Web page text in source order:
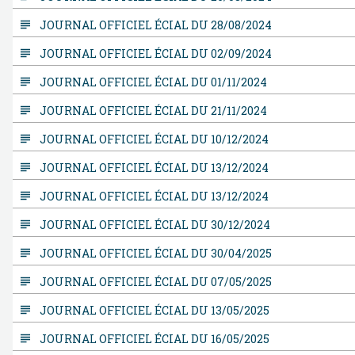
subject JOURNAL OFFICIEL ÉCIAL DU 28/08/2024
subject JOURNAL OFFICIEL ÉCIAL DU 02/09/2024
subject JOURNAL OFFICIEL ÉCIAL DU 01/11/2024
subject JOURNAL OFFICIEL ÉCIAL DU 21/11/2024
subject JOURNAL OFFICIEL ÉCIAL DU 10/12/2024
subject JOURNAL OFFICIEL ÉCIAL DU 13/12/2024
subject JOURNAL OFFICIEL ÉCIAL DU 13/12/2024
subject JOURNAL OFFICIEL ÉCIAL DU 30/12/2024
subject JOURNAL OFFICIEL ÉCIAL DU 30/04/2025
subject JOURNAL OFFICIEL ÉCIAL DU 07/05/2025
subject JOURNAL OFFICIEL ÉCIAL DU 13/05/2025
subject JOURNAL OFFICIEL ÉCIAL DU 16/05/2025